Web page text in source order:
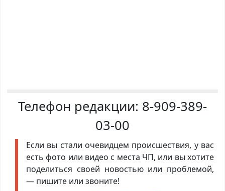
Телефон редакции: 8-909-389-
03-00
Если вы стали очевидцем происшествия, у вас
есть фото или видео с места ЧП, или вы хотите
поделиться своей новостью или проблемой,
— пишите или звоните!